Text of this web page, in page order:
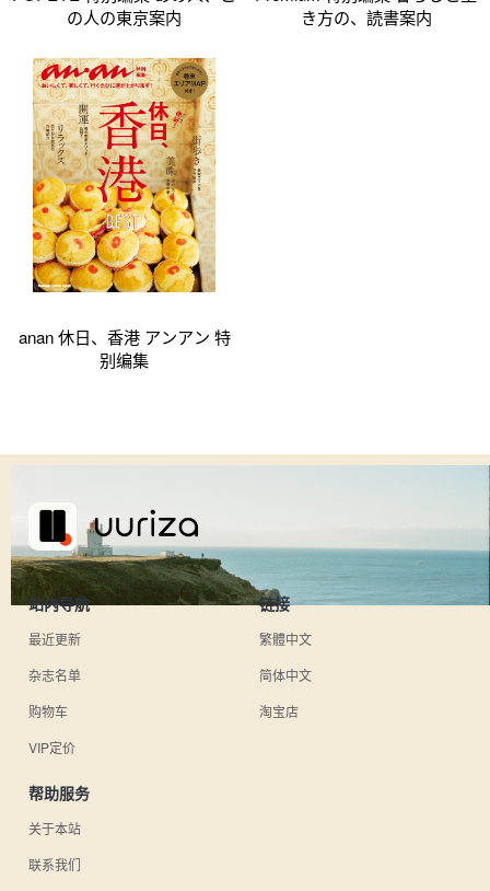
の人の東京案内
き方の、読書案内
anan 休日、香港 アンアン 特
别编集
站内导航
最近更新
杂志名单
购物车
VIP定价
链接
繁體中文
简体中文
淘宝店
帮助服务
关于本站
联系我们